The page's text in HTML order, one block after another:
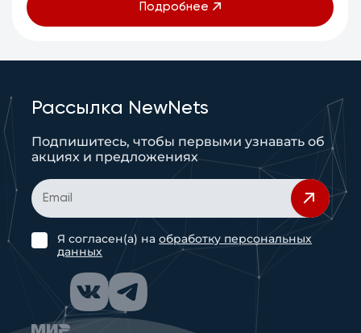
Подробнее
Рассылка NewNets
Подпишитесь, чтобы первыми узнавать об
акциях и предложениях
Я согласен(а) наобработку персональных
данных